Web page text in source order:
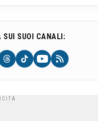
SUI SUOI CANALI: